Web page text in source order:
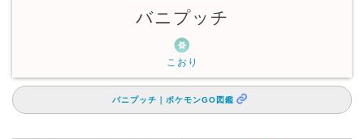
バニプッチ
こおり
バニプッチ｜ポケモンGO図鑑